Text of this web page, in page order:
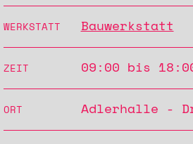
WERKSTATT Bauwerkstatt
ZEIT 09:00 bis
ORT Adlerhalle -